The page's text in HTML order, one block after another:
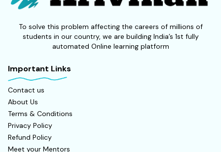
To solve this problem affecting the careers of millions of
students in our country, we are building India’s 1st fully
automated Online learning platform
Important Links
Contact us
About Us
Terms & Conditions
Privacy Policy
Refund Policy
Meet your Mentors